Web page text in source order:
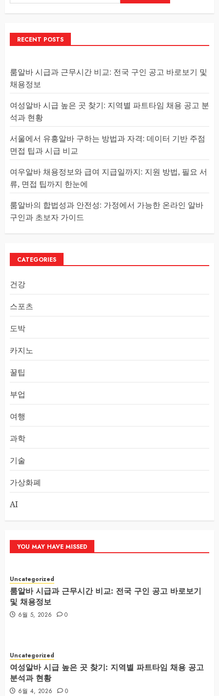
RECENT POSTS
룸알바 시급과 근무시간 비교: 전국 구인 공고 바로보기 및
채용정보
여성알바 시급 높은 곳 찾기: 지역별 파트타임 채용 공고 분
석과 현황
서울에서 유흥알바 구하는 방법과 자격: 데이터 기반 주점
면접 팁과 시급 비교
여우알바 채용정보와 급여 지급일까지: 지원 방법, 필요 서
류, 면접 팁까지 한눈에
룸알바의 합법성과 안전성: 가정에서 가능한 온라인 알바
구인과 초보자 가이드
CATEGORIES
건강
스포츠
도박
카지노
꿀팁
부업
여행
과학
기술
가상화폐
AI
YOU MAY HAVE MISSED
Uncategorized
룸알바 시급과 근무시간 비교: 전국 구인 공고 바로보기
및 채용정보
6월 5, 2026 0
Uncategorized
여성알바 시급 높은 곳 찾기: 지역별 파트타임 채용 공고
분석과 현황
6월 4, 2026 0